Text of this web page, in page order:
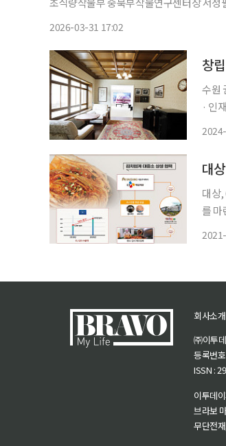
2026-03-31 17:02
창
수원
· 인재
대상
를 마
회사소개
㈜이투
등록번
ISSN :
이투데
브라보
무단전